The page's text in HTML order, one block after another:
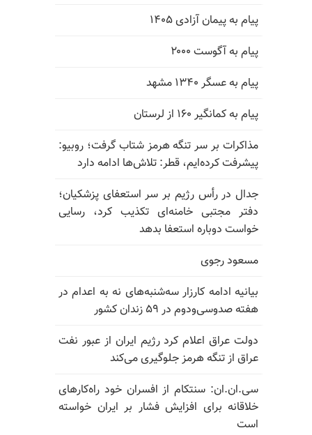
پیام به پیمان آزادی ۱۴۰۵
پیام به آگوست ۲۰۰۰
پیام به عسگر ۱۳۴۰ مشهد
پیام به کمانگیر ۱۶۰ از لرستان
مذاکرات بر سر تنگه هرمز شتاب گرفت؛ روبیو:
پیشرفت کرده‌ایم، قطر: تلاش‌ها ادامه دارد
جدال در رأس رژیم بر سر استعفای پزشکیان؛
دفتر مجتبی خامنه‌ای تکذیب کرد، رسایی
خواست دوباره استعفا بدهد
مسعود رجوی
بیانیه ادامه کارزار سه‌شنبه‌های نه به اعدام در
هفته صدوسی‌و‌دوم در ۵۹ زندان کشور
دولت عراق اعلام کرد رژیم ایران از عبور نفت
عراق از تنگه هرمز جلوگیری می‌کند
سی.ان.ان: سنتکام از افسران خود راه‌کارهای
خلاقانه برای افزایش فشار بر ایران خواسته
است